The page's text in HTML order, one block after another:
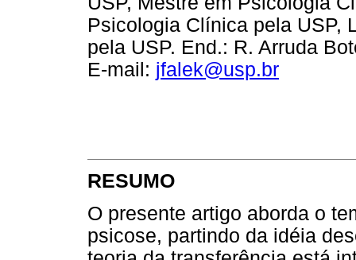
Psicologia Clínica pela USP,
pela USP. End.: R. Arruda
E-mail: jfalek@usp.br
RESUMO
O presente artigo aborda o
psicose, partindo da idéia